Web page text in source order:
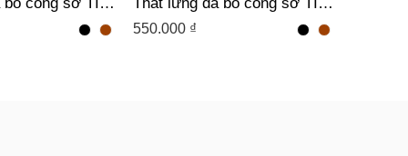
550.000 ₫